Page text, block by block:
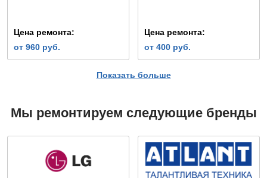
Цена ремонта:
от 960 руб.
Цена ремонта:
от 400 руб.
Показать больше
Мы ремонтируем следующие бренды